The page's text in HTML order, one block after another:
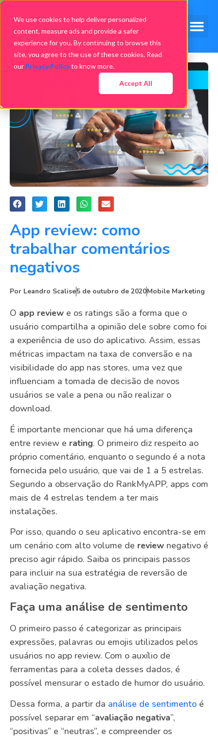
We use cookies to help deliver personalized
content, measure ads and provide a safer
experience for you. By continuing to browse this
site, you agree to the use of these cookies. Read
our Privacy Policyto know more.
Accept All
App review: como
trabalhar comentários
negativos
Por Leandro Scalise5 de outubro de 2020Mobile Marketing
O app review e os ratings são a forma que o
usuário compartilha a opinião dele sobre como foi
a experiência de uso do aplicativo. Assim, essas
métricas impactam na taxa de conversão e na
visibilidade do app nas stores, uma vez que
influenciam a tomada de decisão de novos
usuários se vale a pena ou não realizar o
download.
É importante mencionar que há uma diferença
entre review e rating. O primeiro diz respeito ao
próprio comentário, enquanto o segundo é a nota
fornecida pelo usuário, que vai de 1 a 5 estrelas.
Segundo a observação do RankMyAPP, apps com
mais de 4 estrelas tendem a ter mais
instalações.
Por isso, quando o seu aplicativo encontra-se em
um cenário com alto volume de review negativo é
preciso agir rápido. Saiba os principais passos
para incluir na sua estratégia de reversão de
avaliação negativa.
Faça uma análise de sentimento
O primeiro passo é categorizar as principais
expressões, palavras ou emojis utilizados pelos
usuários no app review. Com o auxílio de
ferramentas para a coleta desses dados, é
possível mensurar o estado de humor do usuário.
Dessa forma, a partir da análise de sentimento é
possível separar em “avaliação negativa”,
“positivas” e “neutras”, e compreender os